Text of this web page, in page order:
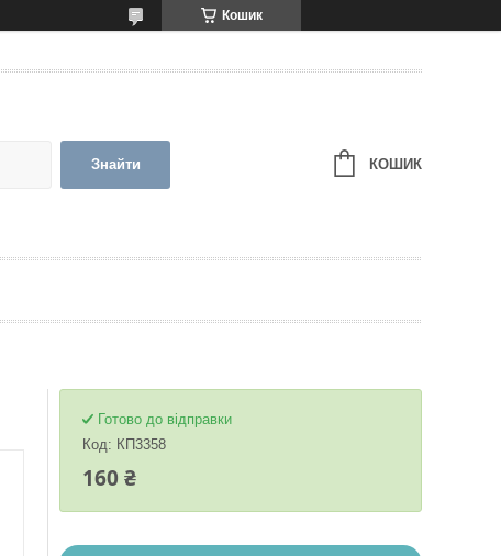
Кошик
Знайти КОШИК
Готово до відправки
Код: КП3358
160 ₴